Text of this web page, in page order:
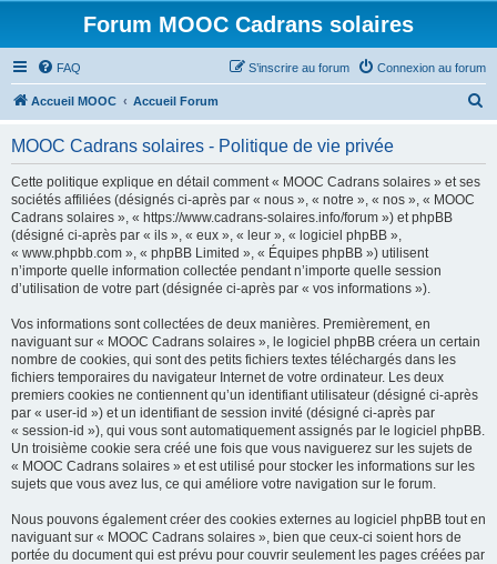
Forum MOOC Cadrans solaires
FAQ Connexion au forum
S’inscrire au forum
Accueil MOOC Accueil Forum
MOOC Cadrans solaires - Politique de vie privée
Cette politique explique en détail comment « MOOC Cadrans solaires » et ses
sociétés affiliées (désignés ci-après par « nous », « notre », « nos », « MOOC
Cadrans solaires », « https://www.cadrans-solaires.info/forum ») et phpBB
(désigné ci-après par « ils », « eux », « leur », « logiciel phpBB »,
« www.phpbb.com », « phpBB Limited », « Équipes phpBB ») utilisent
n’importe quelle information collectée pendant n’importe quelle session
d’utilisation de votre part (désignée ci-après par « vos informations »).
Vos informations sont collectées de deux manières. Premièrement, en
naviguant sur « MOOC Cadrans solaires », le logiciel phpBB créera un certain
nombre de cookies, qui sont des petits fichiers textes téléchargés dans les
fichiers temporaires du navigateur Internet de votre ordinateur. Les deux
premiers cookies ne contiennent qu’un identifiant utilisateur (désigné ci-après
par « user-id ») et un identifiant de session invité (désigné ci-après par
« session-id »), qui vous sont automatiquement assignés par le logiciel phpBB.
Un troisième cookie sera créé une fois que vous naviguerez sur les sujets de
« MOOC Cadrans solaires » et est utilisé pour stocker les informations sur les
sujets que vous avez lus, ce qui améliore votre navigation sur le forum.
Nous pouvons également créer des cookies externes au logiciel phpBB tout en
naviguant sur « MOOC Cadrans solaires », bien que ceux-ci soient hors de
portée du document qui est prévu pour couvrir seulement les pages créées par